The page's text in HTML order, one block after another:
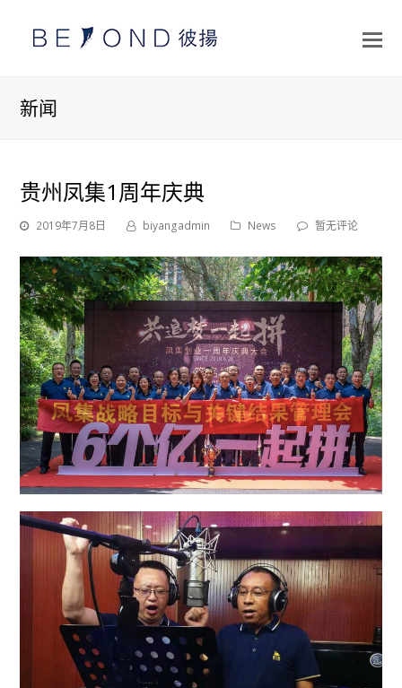
打
新闻
贵州凤集1周年庆典
2019年7月8日 biyangadmin News 暂无评论